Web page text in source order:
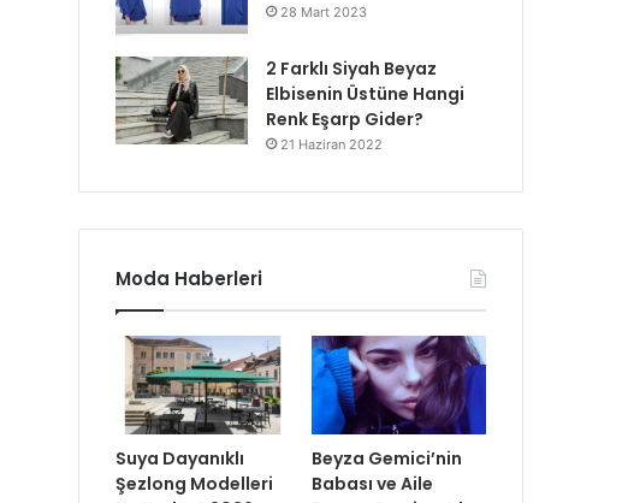
28 Mart 2023
2 Farklı Siyah Beyaz
Elbisenin Üstüne Hangi
Renk Eşarp Gider?
21 Haziran 2022
Moda Haberleri
Suya Dayanıklı
Şezlong Modelleri
Beyza Gemici’nin
Babası ve Aile